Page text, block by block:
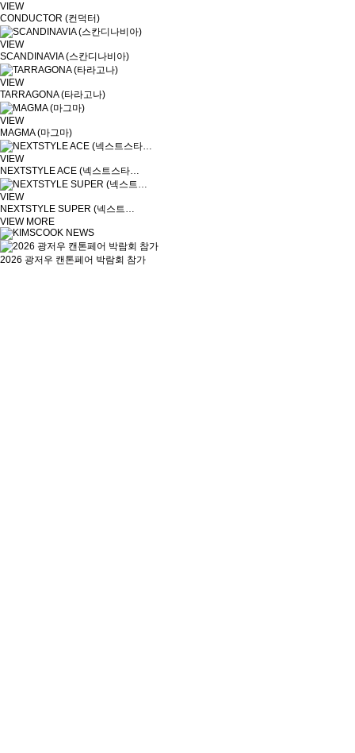
VIEW
CONDUCTOR (컨덕터)
VIEW
SCANDINAVIA (스칸디나비아)
VIEW
TARRAGONA (타라고나)
VIEW
MAGMA (마그마)
VIEW
NEXTSTYLE ACE (넥스트스타…
VIEW
NEXTSTYLE SUPER (넥스트…
VIEW MORE
2026 광저우 캔톤페어 박람회 참가